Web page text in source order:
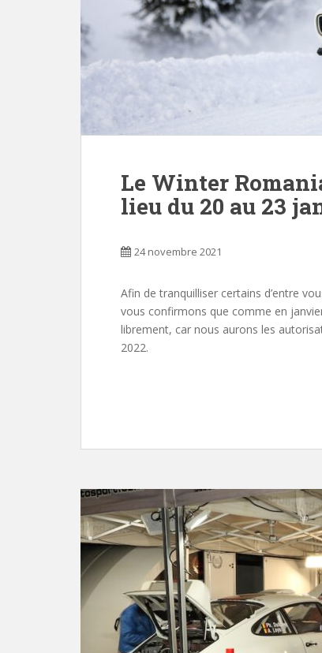
Le Winter
lieu du 20 au 23
24 novembre 2021
Afin de tranquilliser certains d’entre
vous confirmons que comme en
librement, car nous aurons les
2022.